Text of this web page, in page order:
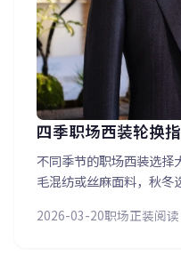
四季职场西装轮换
不同季节的职场西装选择
毛混纺或丝麻面料，秋冬
轮换穿着，每套至少配2
2026-03-20职场正装阅